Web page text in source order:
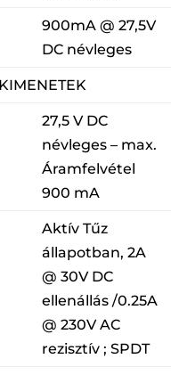
900mA @ 27,5V
DC névleges
27,5 V DC
névleges – max.
Áramfelvétel
900 mA
Aktív Tűz
állapotban, 2A
@ 30V DC
ellenállás /0.25A
@ 230V AC
rezisztív ; SPDT